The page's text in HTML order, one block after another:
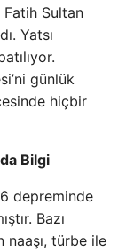
Fatih Sultan
Yatsı
günlük
hiçbir
Bilgi
depreminde
Bazı
naaşı, türbe ile